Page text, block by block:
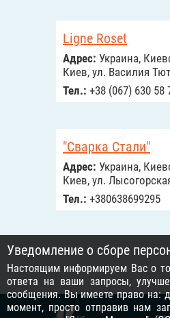
Ligne Roset
Адрес: Украина,
Киев, ул. Василия
Тел.: +38 (067) 630 58
"Сварка Стали"
Адрес: Украина,
Киев, ул.
Тел.: +380638699295
Уведомление о сборе
Настоящим информируем Вас о
ответа на ваши запросы,
сообщения. Вы имеете право на:
момент, просто отправив нам